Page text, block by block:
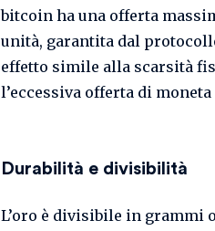
bitcoin ha una offerta
unità, garantita dal
effetto simile alla scarsità
l’eccessiva offerta di
Durabilità e divisibilità
L’oro è divisibile in grammi